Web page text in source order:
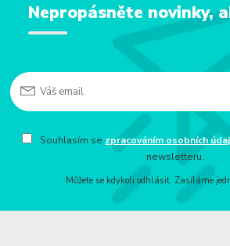
Nepropásněte novinky,
Souhlasím se zpracováním osobních
newsletteru.
Můžete se kdykoli odhlásit. Zasíláme